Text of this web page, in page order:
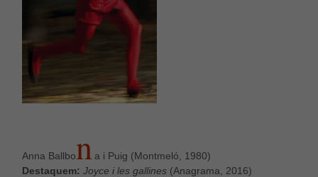
Anna BallboN a i Puig (Montmeló, 1980)
Destaquem: Joyce i les gallines(Anagrama, 2016)